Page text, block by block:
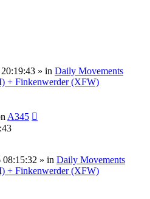
» in Daily Movements
+ Finkenwerder (XFW)
A345
08:15:32 » in Daily Movements
+ Finkenwerder (XFW)